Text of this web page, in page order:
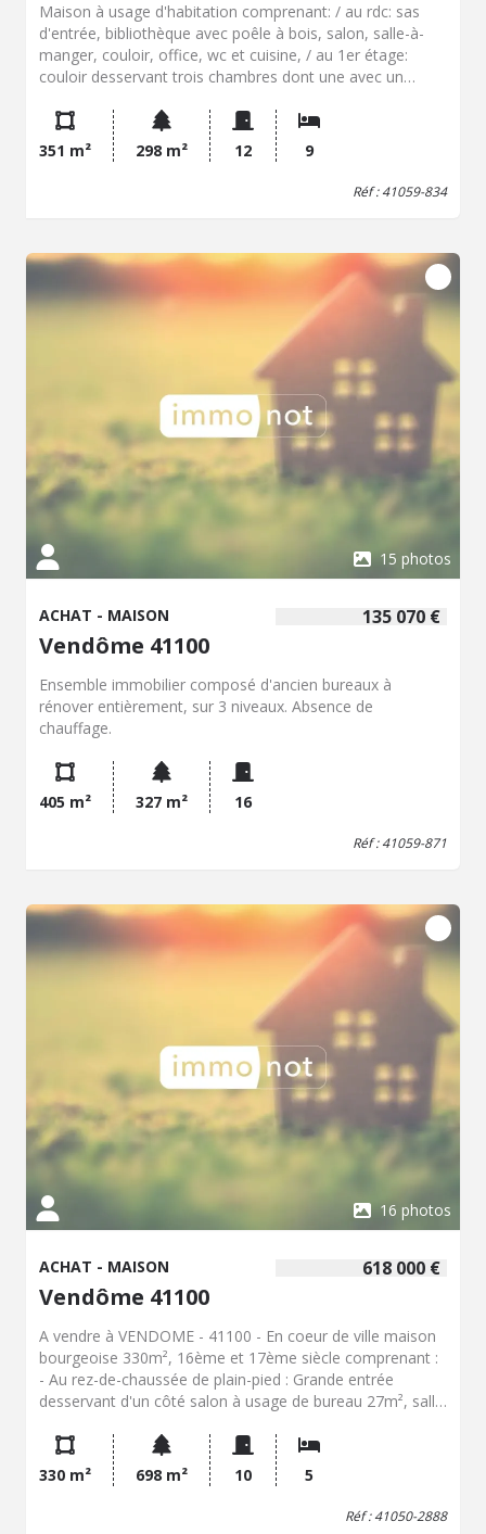
Maison à usage d'habitation comprenant: / au rdc: sas
d'entrée, bibliothèque avec poêle à bois, salon, salle-à-
manger, couloir, office, wc et cuisine, / au 1er étage:
couloir desservant trois chambres dont une avec un
desservant salle de bains et bureau, escalier donnant
accès au 2ème étage, / au 2ème étage: palier desservant
cinq chambres, salle d'eau avec wc, grenier. Grenier sur le
351 m² 298 m² 12 9
Réf : 41059-834
15 photos
135 070 €
ACHAT - MAISON
Vendôme 41100
Ensemble immobilier composé d'ancien bureaux à
rénover entièrement, sur 3 niveaux. Absence de
chauffage.
405 m² 327 m² 16
Réf : 41059-871
16 photos
618 000 €
ACHAT - MAISON
Vendôme 41100
A vendre à VENDOME - 41100 - En coeur de ville maison
bourgeoise 330m², 16ème et 17ème siècle comprenant :
- Au rez-de-chaussée de plain-pied : Grande entrée
desservant d'un côté salon à usage de bureau 27m², salle
avec lave-mains, et de l'autre côté deux pièces restaurer
53m² et cave sous partie. - Au premier étage : Palier
desservant salon 50m² avec cheminée monumentale,
cuisine, arrière-cuisine. - Au deuxième étage : Palier
330 m² 698 m² 10 5
Réf : 41050-2888